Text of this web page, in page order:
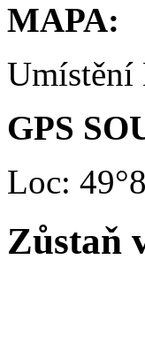
MAPA:
Umístění
GPS
Loc:
Zůstaň